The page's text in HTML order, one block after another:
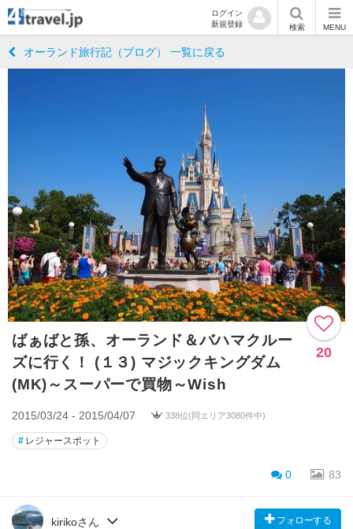
ログイン
新規登録
検索 MENU
オーランド旅行記（ブログ） 一覧に戻る
ばぁばと孫、オーランド＆バハマクルー
ズに行く！ (１３) マジックキングダム
(MK)～スーパーで買物～Wish
20
2015/03/24 - 2015/04/07 338位(同エリア3080件中)
# レジャースポット
0 83
kirikoさん フォローする